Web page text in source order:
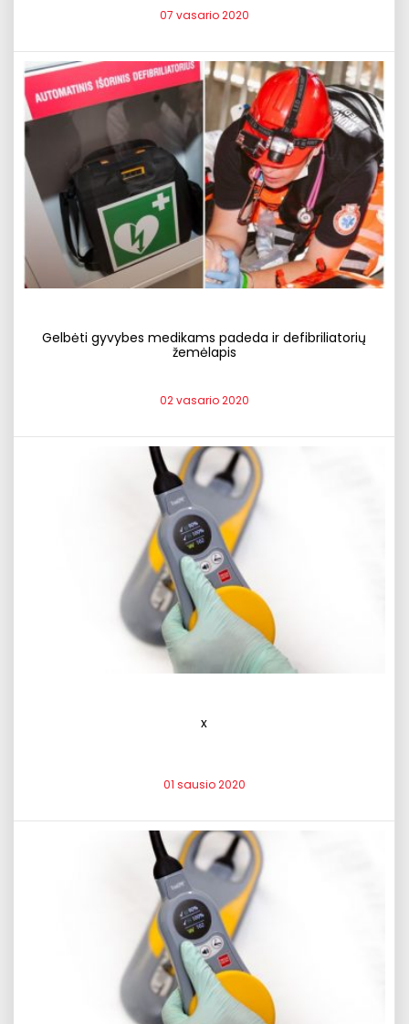
07 vasario 2020
Gelbėti gyvybes medikams padeda ir defibriliatorių
žemėlapis
02 vasario 2020
x
01 sausio 2020